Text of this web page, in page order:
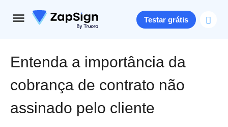
Testar grátis
Entenda a importância da
cobrança de contrato não
assinado pelo cliente